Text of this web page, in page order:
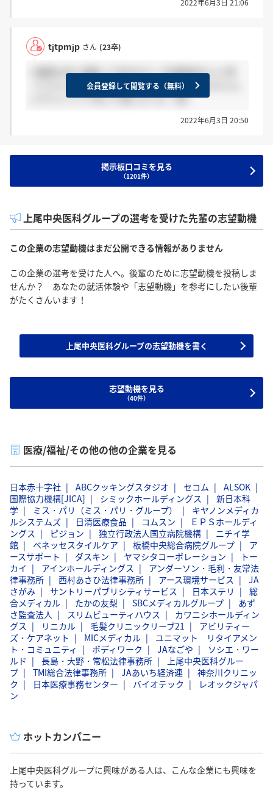
2022年6月3日 21:06
tjtpmjp さん (23卒)
2週間以内に連絡って言われて一生連絡来ないと思
ってたら一ヶ月後に祈られてサイレントならちゃん
とサイレントであって欲しかった（笑）
会員登録して閲覧する（無料）
2022年6月3日 20:50
掲示板口コミを見る
（1201件）
上尾中央医科グループの選考を受けた先輩の志望動機
この企業の志望動機はまだ公開できる情報がありません
この企業の選考を受けた人へ。後輩のために志望動機を投稿しま
せんか？ あなたの就活体験や「志望動機」を参考にしたい後輩
がたくさんいます！
上尾中央医科グループの志望動機を書く
志望動機を見る
（40件）
医療/福祉/その他の他の企業を見る
日本赤十字社 ABCクッキングスタジオ セコム
ALSOK
国際協力機構[JICA]
シミックホールディングス
新日本科
学
ミス・パリ（ミス・パリ・グループ）
キヤノンメディカ
ルシステムズ
日清医療食品 コムスン
ＥＰＳホールディ
ングス
ピジョン 独立行政法人国立病院機構
ニチイ学
館
ベネッセスタイルケア 板橋中央総合病院グループ
ア
ースサポート
ダスキン ヤマシタコーポレーション
トー
カイ
アインホールディングス
アンダーソン・毛利・友常法
律事務所
西村あさひ法律事務所 アース環境サービス
JA
さがみ
サントリーパブリシティサービス 日本ステリ
総
合メディカル
たかの友梨 SBCメディカルグループ
あず
さ監査法人
スリムビューティハウス
カワニシホールディン
グス
リニカル 毛髪クリニックリーブ21
アビリティー
ズ・ケアネット
MICメディカル
ユニマット リタイアメン
ト・コミュニティ
ボディワーク JAなごや
ソシエ・ワー
ルド
長島・大野・常松法律事務所
上尾中央医科グルー
プ
TMI総合法律事務所 JAあいち経済連
神奈川クリニッ
ク
日本医療事務センター バイオテック
レオックジャパ
ン
ホットカンパニー
上尾中央医科グループに興味がある人は、こんな企業にも興味を
持っています。